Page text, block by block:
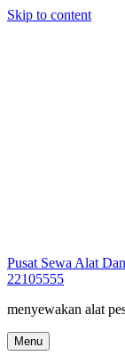
Skip to content
Pusat Sewa Alat
22105555
menyewakan alat
Menu